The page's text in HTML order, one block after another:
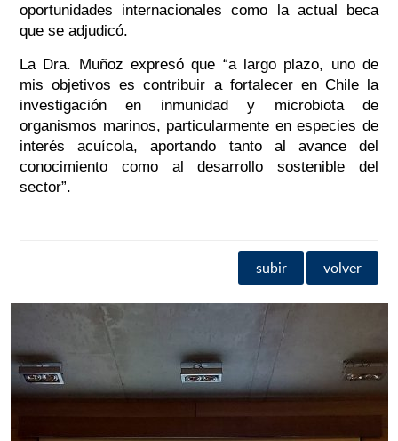
oportunidades internacionales como la actual beca
que se adjudicó.
La Dra. Muñoz expresó que “a largo plazo, uno de
mis objetivos es contribuir a fortalecer en Chile la
investigación en inmunidad y microbiota de
organismos marinos, particularmente en especies de
interés acuícola, aportando tanto al avance del
conocimiento como al desarrollo sostenible del
sector”.
subir volver